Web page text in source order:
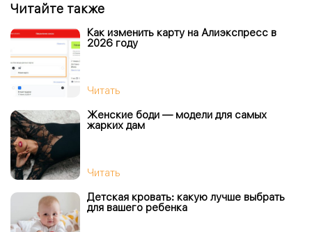
Читайте также
Как изменить карту на Алиэкспресс в
2026 году
Читать
Женские боди — модели для самых
жарких дам
Читать
Детская кровать: какую лучше выбрать
для вашего ребенка